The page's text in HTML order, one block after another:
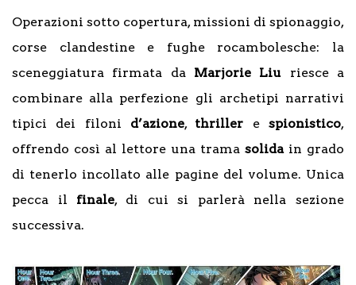
Operazioni sotto copertura, missioni di spionaggio,
corse clandestine e fughe rocambolesche: la
sceneggiatura firmata da Marjorie Liu riesce a
combinare alla perfezione gli archetipi narrativi
tipici dei filoni d’azione, thriller espionistico,
offrendo così al lettore una trama solidain grado
di tenerlo incollato alle pagine del volume. Unica
pecca il finale, di cui si parlerà nella sezione
successiva.